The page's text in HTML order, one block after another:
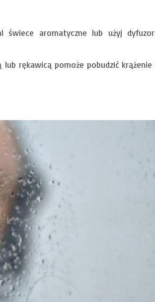
świece aromatyczne lub użyj
lub rękawicą pomoże pobudzić